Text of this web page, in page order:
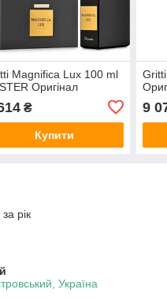
Magnifica Lux 100 ml
Оригінал
₴
Купити
9
рік
Україна